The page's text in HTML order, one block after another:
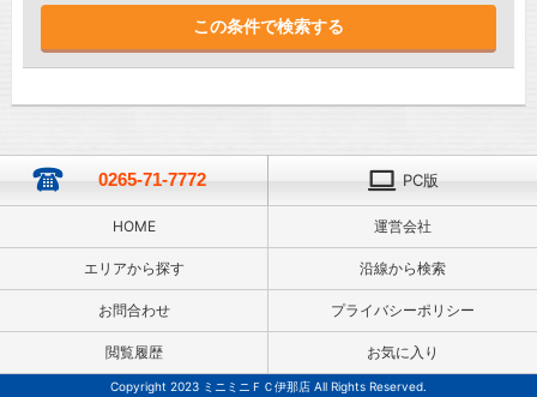
0265-71-7772 PC版
HOME 運営会社
エリアから探す 沿線から検索
お問合わせ プライバシーポリシー
閲覧履歴 お気に入り
Copyright 2023 ミニミニＦＣ伊那店 All Rights Reserved.